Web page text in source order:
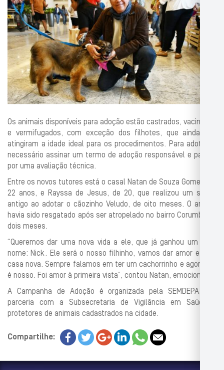
Os animais disponíveis para adoção estão castrados, vacinados
e vermifugados, com exceção dos filhotes, que ainda não
atingiram a idade ideal para os procedimentos. Para adotar, é
necessário assinar um termo de adoção responsável e passar
por uma avaliação técnica.
Entre os novos tutores está o casal Natan de Souza Gomes, de
22 anos, e Rayssa de Jesus, de 20, que realizou um sonho
antigo ao adotar o cãozinho Veludo, de oito meses. O animal
havia sido resgatado após ser atropelado no bairro Corumbá há
dois meses.
“Queremos dar uma nova vida a ele, que já ganhou um novo
nome: Nick. Ele será o nosso filhinho, vamos dar amor e uma
casa nova. Sempre falamos em ter um cachorrinho e agora ele
é nosso. Foi amor à primeira vista”, contou Natan, emocionado.
A Campanha de Adoção é organizada pela SEMDEPA, em
parceria com a Subsecretaria de Vigilância em Saúde e
protetores de animais cadastrados na cidade.
Compartilhe: